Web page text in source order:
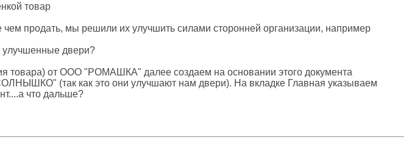
товар
продать, мы решили их улучшить силами сторонней организации, например
улучшенные двери?
товара) от ООО "РОМАШКА" далее создаем на основании этого документа
(так как это они улучшают нам двери). На вкладке Главная указываем
что дальше?